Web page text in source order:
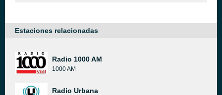
Estaciones relacionadas
Radio 1000 AM
1000 AM
Radio Urbana